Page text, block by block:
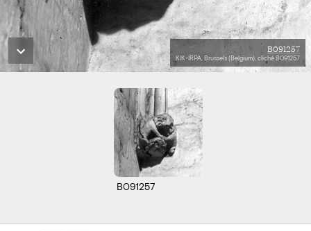
B091257
KIK-IRPA, Brussels (Belgium), cliché B091257
B091257